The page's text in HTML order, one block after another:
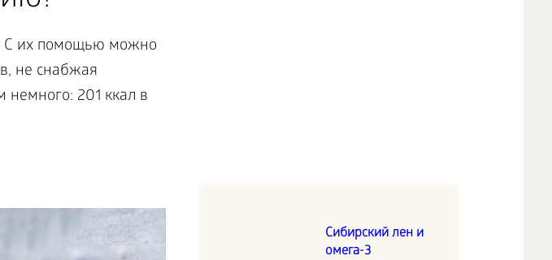
С их помощью можно
не снабжая
немного: 201 ккал в
Сибирский лен и
омега-3